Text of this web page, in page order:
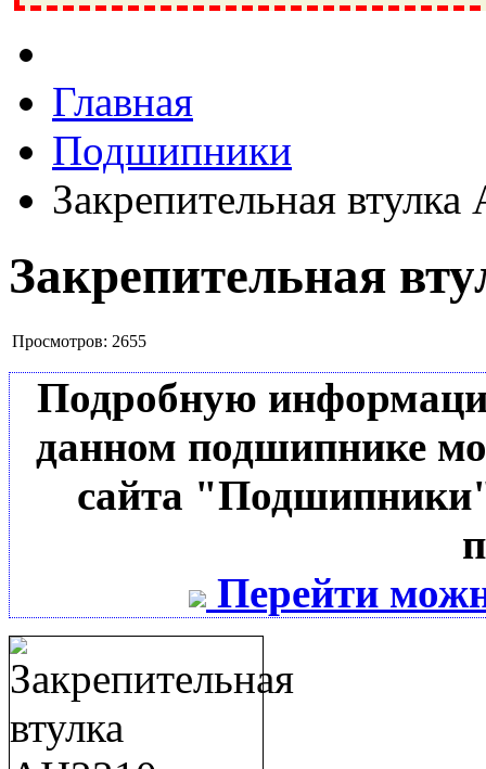
Ивантеевка, подшипники, пневматика, метизы, техника,
Главная
Подшипники
Закрепительная
Закрепительная
Просмотров: 2655
Подробную
данном подшипнике
сайта
Перейти